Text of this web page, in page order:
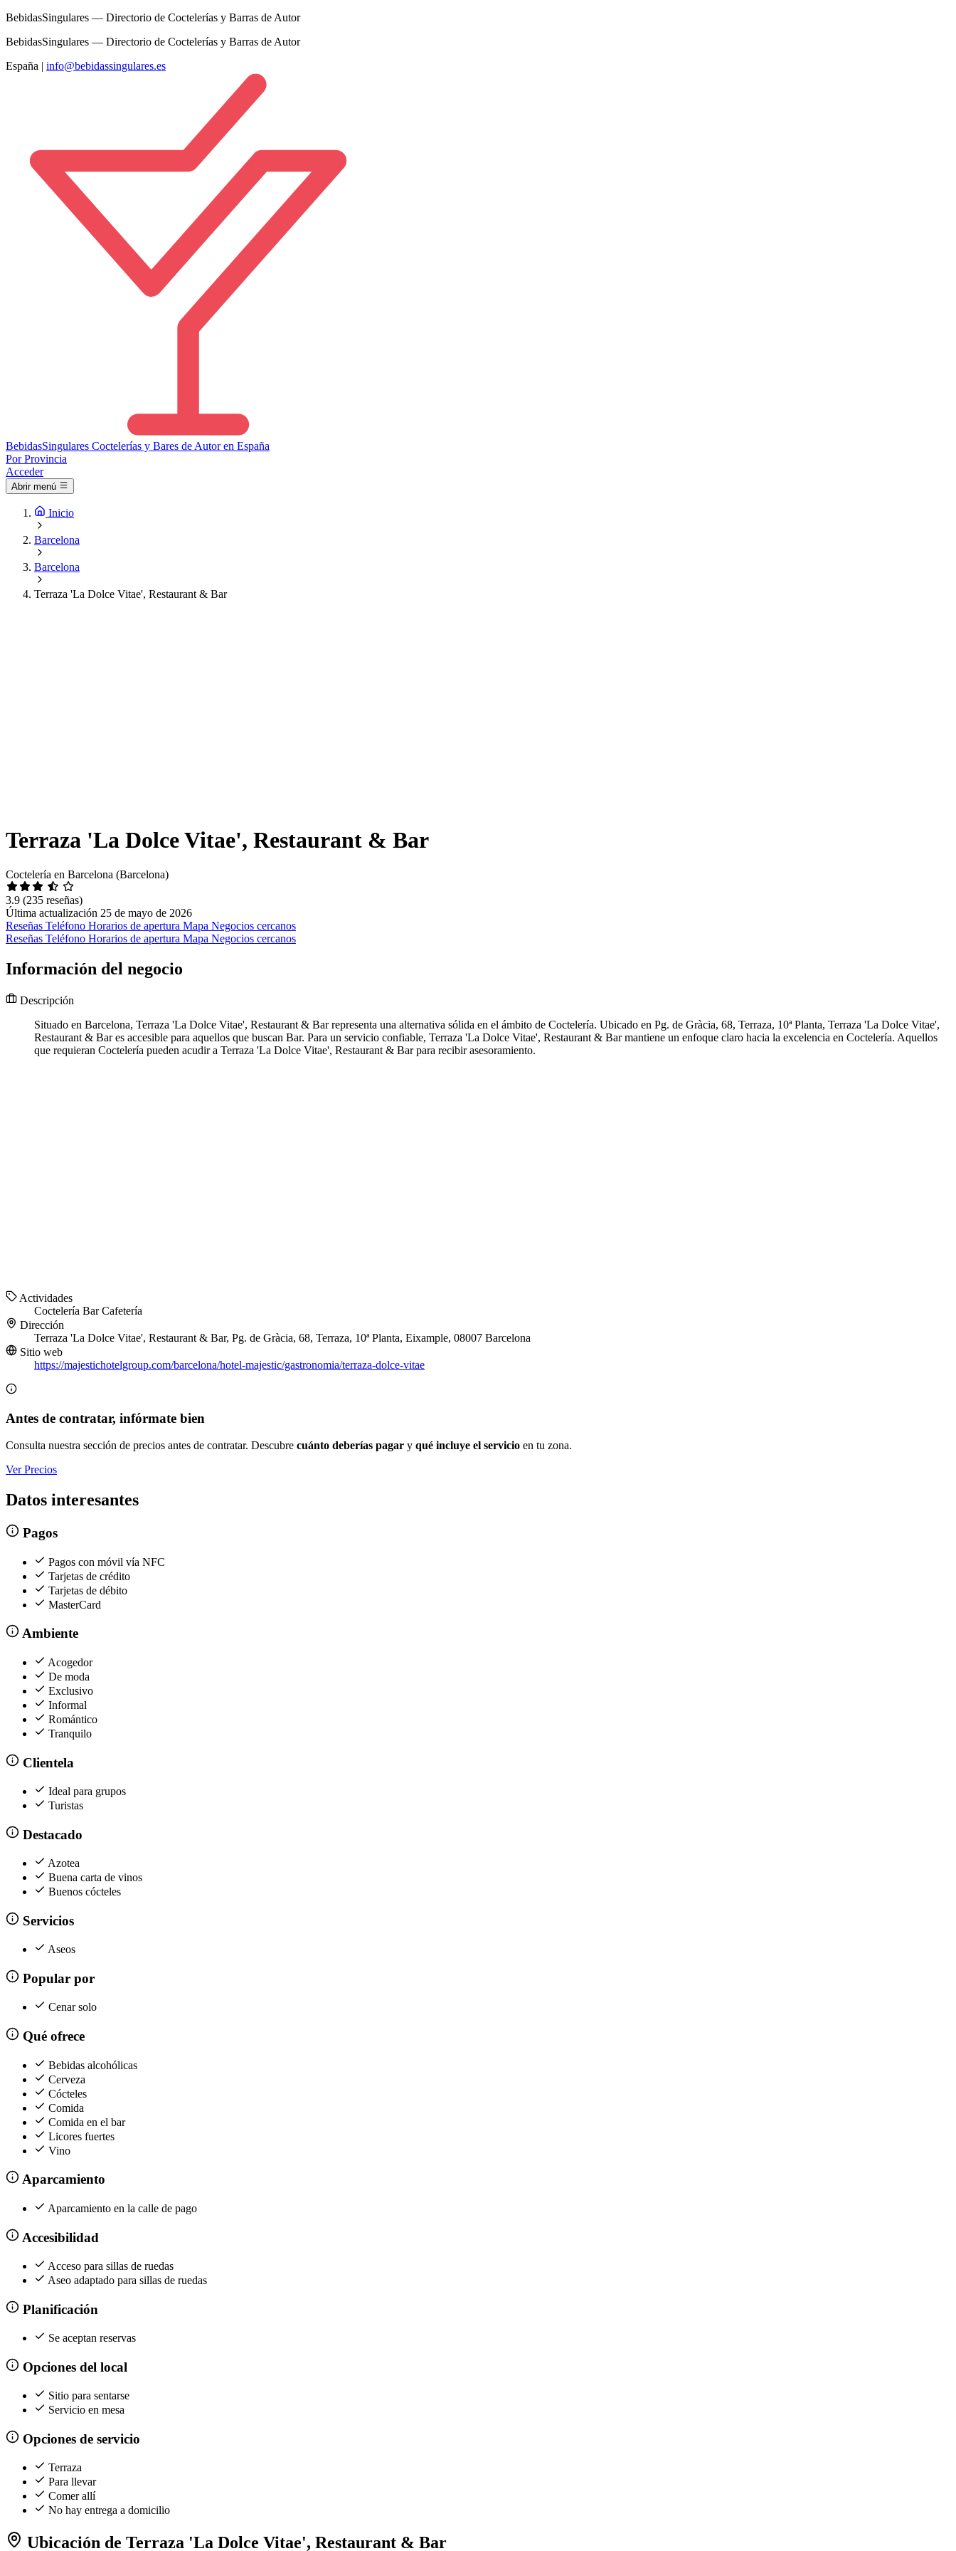
BebidasSingulares — Directorio de Coctelerías y Barras de Autor
BebidasSingulares — Directorio de Coctelerías y Barras de Autor
España | info@bebidassingulares.es
BebidasSingulares Coctelerías y Bares de Autor en España
Por Provincia
Acceder
Abrir menú
Inicio
Barcelona
Barcelona
Terraza 'La Dolce Vitae', Restaurant & Bar
Terraza 'La Dolce Vitae', Restaurant & Bar
Coctelería en Barcelona (Barcelona)
3.9 (235 reseñas)
Última actualización 25 de mayo de 2026
Reseñas Teléfono Horarios de apertura Mapa Negocios cercanos
Reseñas Teléfono Horarios de apertura Mapa Negocios cercanos
Información del negocio
Descripción
Situado en Barcelona, Terraza 'La Dolce Vitae', Restaurant & Bar representa una alternativa sólida en el ámbito de Coctelería. Ubicado en Pg. de Gràcia, 68, Terraza, 10ª Planta, Terraza 'La Dolce Vitae',
Restaurant & Bar es accesible para aquellos que buscan Bar. Para un servicio confiable, Terraza 'La Dolce Vitae', Restaurant & Bar mantiene un enfoque claro hacia la excelencia en Coctelería. Aquellos
que requieran Coctelería pueden acudir a Terraza 'La Dolce Vitae', Restaurant & Bar para recibir asesoramiento.
Actividades
Coctelería BarCafetería
Dirección
Terraza 'La Dolce Vitae', Restaurant & Bar, Pg. de Gràcia, 68, Terraza, 10ª Planta, Eixample, 08007 Barcelona
Sitio web
https://majestichotelgroup.com/barcelona/hotel-majestic/gastronomia/terraza-dolce-vitae
Antes de contratar, infórmate bien
Consulta nuestra sección de precios antes de contratar. Descubre cuánto deberías pagar y qué incluye el servicio en tu zona.
Ver Precios
Datos interesantes
Pagos
Pagos con móvil vía NFC
Tarjetas de crédito
Tarjetas de débito
MasterCard
Ambiente
Acogedor
De moda
Exclusivo
Informal
Romántico
Tranquilo
Clientela
Ideal para grupos
Turistas
Destacado
Azotea
Buena carta de vinos
Buenos cócteles
Servicios
Aseos
Popular por
Cenar solo
Qué ofrece
Bebidas alcohólicas
Cerveza
Cócteles
Comida
Comida en el bar
Licores fuertes
Vino
Aparcamiento
Aparcamiento en la calle de pago
Accesibilidad
Acceso para sillas de ruedas
Aseo adaptado para sillas de ruedas
Planificación
Se aceptan reservas
Opciones del local
Sitio para sentarse
Servicio en mesa
Opciones de servicio
Terraza
Para llevar
Comer allí
No hay entrega a domicilio
Ubicación de Terraza 'La Dolce Vitae', Restaurant & Bar